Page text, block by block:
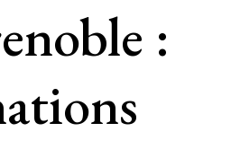
: